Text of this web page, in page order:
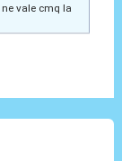
vale cmq la